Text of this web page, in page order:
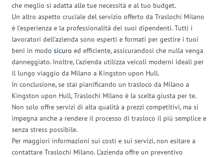
che meglio si adatta alle tue necessità e al tuo budget.
Un altro aspetto cruciale del servizio offerto da Traslochi Milano
è l’esperienza e la professionalità dei suoi dipendenti. Tutti i
lavoratori dell’azienda sono esperti e formati per gestire i tuoi
beni in modo sicuro ed efficiente, assicurandosi che nulla venga
danneggiato. Inoltre, l’azienda utilizza veicoli moderni ideali per
il lungo viaggio da Milano a Kingston upon Hull.
In conclusione, se stai pianificando un trasloco da Milano a
Kingston upon Hull, Traslochi Milano è la scelta giusta per te.
Non solo offre servizi di alta qualità a prezzi competitivi, ma si
impegna anche a rendere il processo di trasloco il più semplice e
senza stress possibile.
Per maggiori informazioni sui costi e sui servizi, non esitare a
contattare Traslochi Milano. L’azienda offre un preventivo